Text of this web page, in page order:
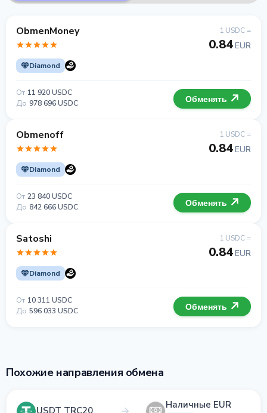
ObmenMoney
Diamond
1 USDC =
0.84EUR
От 11 920 USDC
До 978 696 USDC Обменять
Obmenoff
Diamond
1 USDC =
0.84EUR
От 23 840 USDC
До 842 666 USDC Обменять
Satoshi
Diamond
1 USDC =
0.84EUR
От 10 311 USDC
До 596 033 USDC Обменять
Похожие направления обмена
USDT TRC20 Наличные EUR